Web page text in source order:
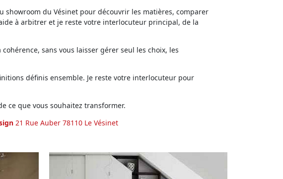
showroom du Vésinet pour découvrir les matières, comparer
à arbitrer et je reste votre interlocuteur principal, de la
sans vous laisser gérer seul les choix, les
définis ensemble. Je reste votre interlocuteur pour
ce que vous souhaitez transformer.
21 Rue Auber 78110 Le Vésinet